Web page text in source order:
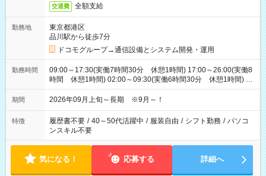
交通費 全額支給
勤務地
東京都港区
品川駅から徒歩7分
ドコモグループ→通信設備とシステム開発・運用
勤務時間
09:00～17:30(実働7時間30分 休憩1時間) 17:00～26:00(実働8
時間 休憩1時間) 02:00～09:30(実働6時間30分 休憩1時間) ※
日勤は就業時間1/夜勤は就業時間2.3を連続で行って頂きます
期間 2026年09月上旬～長期 ※9月～！
特徴 履歴書不要 / 40～50代活躍中 / 服装自由 / シフト勤務 / パソコ
ンスキル不要
気になる！ 応募する 詳細へ